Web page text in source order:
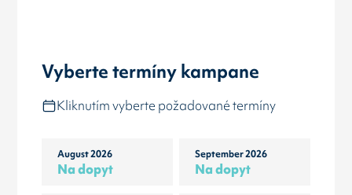
Vyberte termíny kampane
Kliknutím vyberte požadované termíny
August 2026
Na dopyt
September 2026
Na dopyt